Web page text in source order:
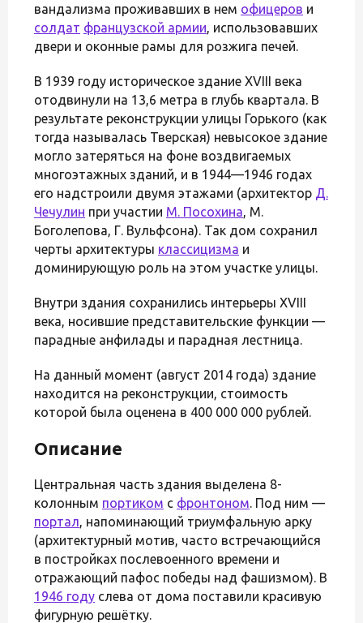
вандализма проживавших в нем офицеров и
солдат французской армии, использовавших
двери и оконные рамы для розжига печей.
В 1939 году историческое здание XVIII века
отодвинули на 13,6 метра в глубь квартала. В
результате реконструкции улицы Горького (как
тогда называлась Тверская) невысокое здание
могло затеряться на фоне воздвигаемых
многоэтажных зданий, и в 1944—1946 годах
его надстроили двумя этажами (архитектор Д.
Чечулин при участии М. Посохина, М.
Боголепова, Г. Вульфсона). Так дом сохранил
черты архитектуры классицизма и
доминирующую роль на этом участке улицы.
Внутри здания сохранились интерьеры XVIII
века, носившие представительские функции —
парадные анфилады и парадная лестница.
На данный момент (август 2014 года) здание
находится на реконструкции, стоимость
которой была оценена в 400 000 000 рублей.
Описание
Центральная часть здания выделена 8-
колонным портиком с фронтоном. Под ним —
портал, напоминающий триумфальную арку
(архитектурный мотив, часто встречающийся
в постройках послевоенного времени и
отражающий пафос победы над фашизмом). В
1946 году слева от дома поставили красивую
фигурную решётку.